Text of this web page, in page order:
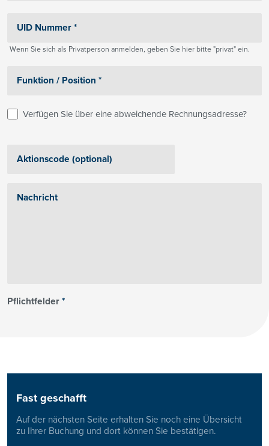
Wenn Sie sich als Privatperson anmelden, geben Sie hier bitte "privat" ein.
Verfügen Sie über eine abweichende Rechnungsadresse?
Pflichtfelder*
Fast geschafft
Auf der nächsten Seite erhalten Sie noch eine Übersicht
zu Ihrer Buchung und dort können Sie bestätigen.